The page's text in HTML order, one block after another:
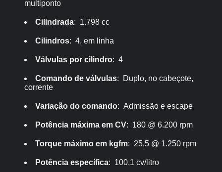
multiponto
Cilindrada: 1.798 cc
Cilindros: 4, em linha
Válvulas por cilindro: 4
Comando de válvulas: Duplo, no cabeçote,
corrente
Variação do comando: Admissão e escape
Potência máxima em CV: 180 @ 6.200 rpm
Torque máximo em kgfm: 25,5 @ 1.250 rpm
Potência específica: 100,1 cv/litro